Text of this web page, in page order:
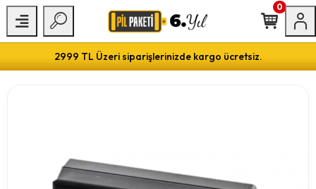
2999 TL Üzeri siparişlerinizde kargo ücretsiz.
0